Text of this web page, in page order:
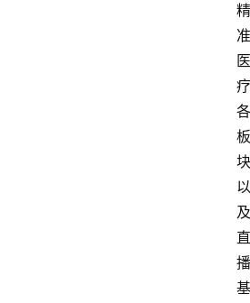
精
准
医
疗
各
板
块
以
及
直
播
基